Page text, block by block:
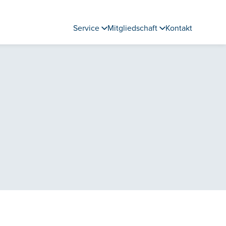
Service Mitgliedschaft Kontakt